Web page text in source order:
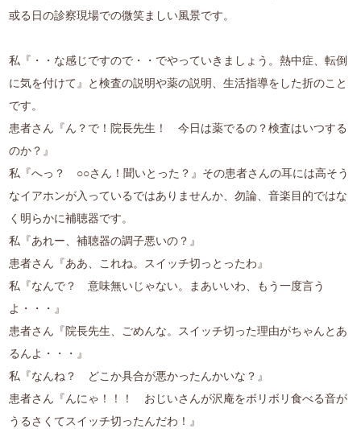
或る日の診察現場での微笑ましい風景です。
私『・・な感じですので・・でやっていきましょう。熱中症、転倒
に気を付けて』と検査の説明や薬の説明、生活指導をした折のこと
です。
患者さん『ん？で！院長先生！ 今日は薬でるの？検査はいつする
のか？』
私『へっ？ ○○さん！聞いとった？』その患者さんの耳には高そう
なイアホンが入っているではありませんか、勿論、音楽目的ではな
く明らかに補聴器です。
私『あれー、補聴器の調子悪いの？』
患者さん『ああ、これね。スイッチ切っとったわ』
私『なんで？ 意味無いじゃない。まあいいわ、もう一度言う
よ・・・』
患者さん『院長先生、ごめんな。スイッチ切った理由がちゃんとあ
るんよ・・・』
私『なんね？ どこか具合が悪かったんかいな？』
患者さん『んにゃ！！！ おじいさんが沢庵をボリボリ食べる音が
うるさくてスイッチ切ったんだわ！』